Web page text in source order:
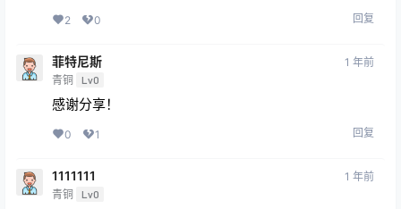
2 0 回复
菲特尼斯
青铜 Lv0
1 年前
感谢分享！
0 1 回复
1111111
青铜 Lv0
1 年前